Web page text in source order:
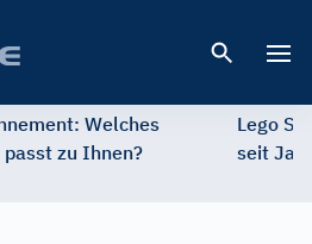
Welches
zu Ihnen?
Lego
seit